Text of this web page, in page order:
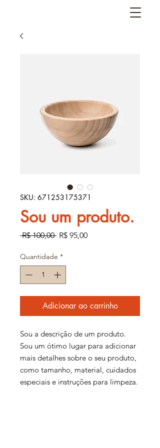
SKU: 671253175371
Sou um produto.
R$ 100,00 Preço
R$ 95,00Preço
Quantidade *
Adicionar ao carrinho
Sou a descrição de um produto.
Sou um ótimo lugar para adicionar
mais detalhes sobre o seu produto,
como tamanho, material, cuidados
especiais e instruções para limpeza.